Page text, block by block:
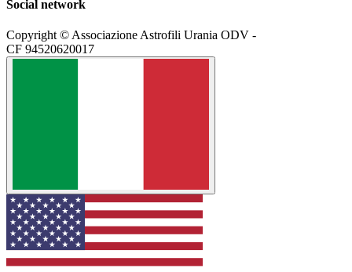
Social network
Copyright © Associazione Astrofili Urania ODV -
CF 94520620017